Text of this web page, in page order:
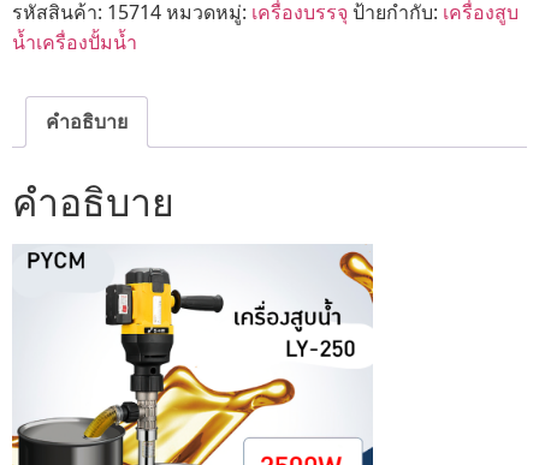
รหัสสินค้า: 15714หมวดหมู่: เครื่องบรรจุ ป้ายกำกับ: เครื่องสูบ
น้ำเครื่องปั้มน้ำ
คำอธิบาย
คำอธิบาย